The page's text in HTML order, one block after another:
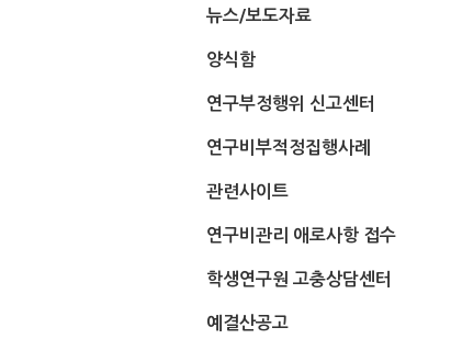
뉴스/보도자료
양식함
연구부정행위 신고센터
연구비부적정집행사례
관련사이트
연구비관리 애로사항 접수
학생연구원 고충상담센터
예결산공고